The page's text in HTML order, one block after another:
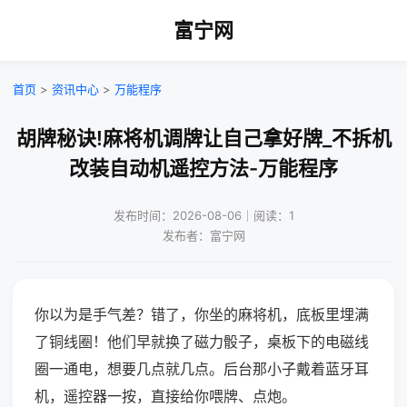
富宁网
首页 > 资讯中心 > 万能程序
胡牌秘诀!麻将机调牌让自己拿好牌_不拆机
改装自动机遥控方法-万能程序
发布时间：2026-08-06｜阅读：1
发布者：富宁网
你以为是手气差？错了，你坐的麻将机，底板里埋满
了铜线圈！他们早就换了磁力骰子，桌板下的电磁线
圈一通电，想要几点就几点。后台那小子戴着蓝牙耳
机，遥控器一按，直接给你喂牌、点炮。